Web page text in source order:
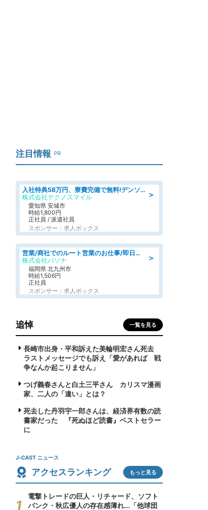
注目情報 PR
＞
入社特典58万円、寮費完備で無料!デンソーで働こう!自動車工場で小型部品の検査業務 denso aichi
株式会社テクノスマイル
愛知県 安城市
時給1,800円
正社員 / 派遣社員
スポンサー：求人ボックス
＞
営業/商社でのルート営業のお仕事/即日勤務可/車通勤可/営業
株式会社パソナ
福岡県 北九州市
時給1,506円
正社員
スポンサー：求人ボックス
追悼 一覧を見る
長崎市出身・平和訴えた美輪明宏さん死去
ラストメッセージでも訴え「愛があれば 戦
争なんか起こりません」
つげ義春さんと白土三平さん カリスマ漫画
家、二人の「違い」とは？
死去した丹羽宇一郎さんは、経済界有数の読
書家だった 『死ぬほど読書』ベストセラー
に
J-CAST ニュース
アクセスランキング もっと見る
電撃トレードの巨人・リチャード、ソフト
バンク・秋広優人の存在感薄れ...「他球団